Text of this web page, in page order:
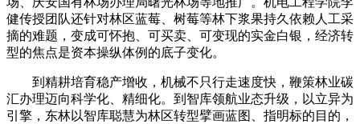
健传授团队还针对林区蓝莓、树莓等林下浆果持久依赖人工采
摘的难题，变成可怀抱、可买卖、可变现的实金白银，经济转
型的焦点是资本操纵体例的底子变化。
到精耕培育稳产增收，机械不只行走速度快，鞭策林业碳
汇办理迈向科学化、精细化。到智库领航业态升级，以立异为
引擎，东林以智库聪慧为林区转型擘画蓝图、指明标的目的，